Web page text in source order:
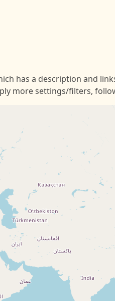
has a description and
more settings/filters,